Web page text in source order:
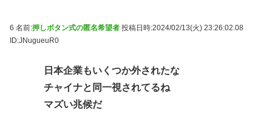
6 名前:押しボタン式の匿名希望者 投稿日時:2024/02/13(火) 23:26:02.08
ID:JNugueuR0
日本企業もいくつか外されたな
チャイナと同一視されてるね
マズい兆候だ